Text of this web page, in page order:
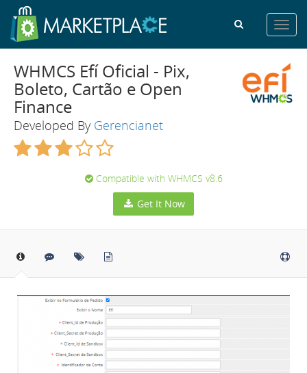
WHMCS Efí Oficial - Pix,
Boleto, Cartão e Open
Finance
Developed By Gerencianet
Compatible with WHMCS v8.6
Get It Now